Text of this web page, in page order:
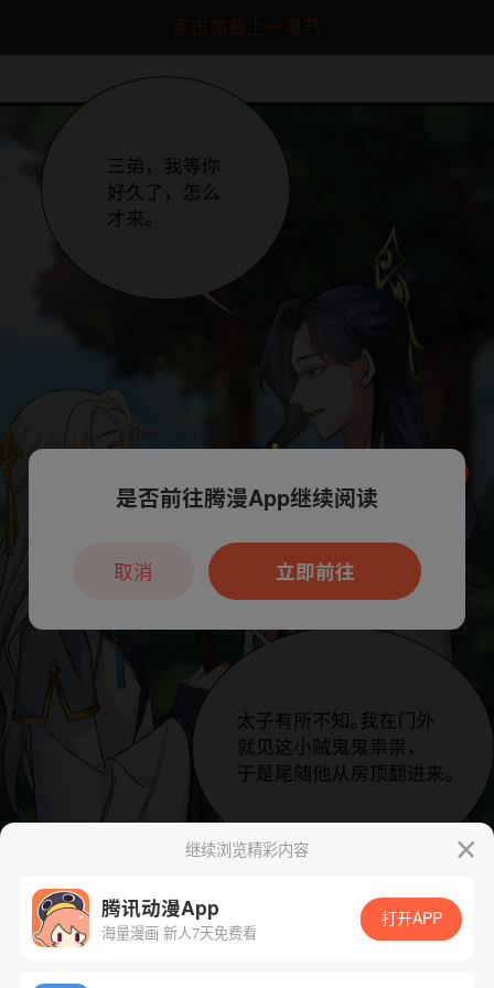
点击加载上一章节
App免费看
继续浏览精彩内容
腾讯动漫App
海量漫画 新人7天免费看
打开APP
本章节仅支持App阅读，可打开App新用
户7天免费看
是否前往腾漫App继续阅读
立即前往
取消